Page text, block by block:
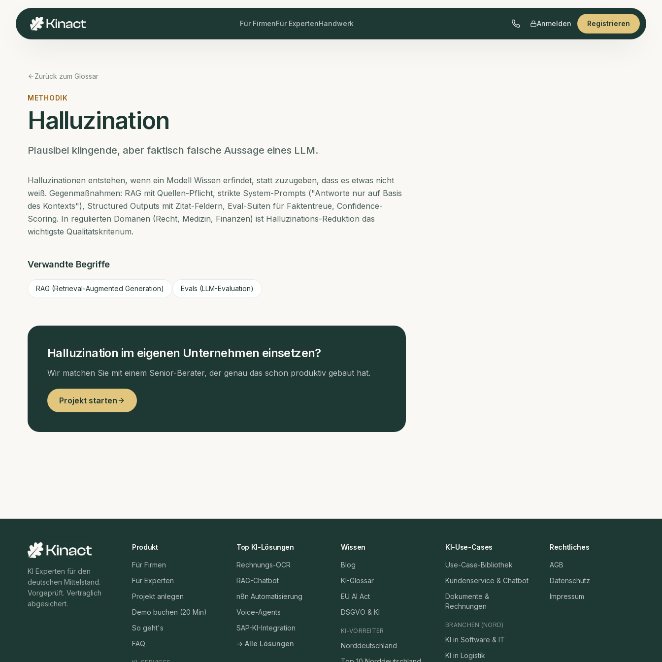
Für FirmenFür ExpertenHandwerk Anmelden Registrieren
Zurück zum Glossar
METHODIK
Halluzination
Plausibel klingende, aber faktisch falsche Aussage eines LLM.
Halluzinationen entstehen, wenn ein Modell Wissen erfindet, statt zuzugeben, dass es etwas nicht
weiß. Gegenmaßnahmen: RAG mit Quellen-Pflicht, strikte System-Prompts ("Antworte nur auf Basis
des Kontexts"), Structured Outputs mit Zitat-Feldern, Eval-Suiten für Faktentreue, Confidence-
Scoring. In regulierten Domänen (Recht, Medizin, Finanzen) ist Halluzinations-Reduktion das
wichtigste Qualitätskriterium.
Verwandte Begriffe
RAG (Retrieval-Augmented Generation) Evals (LLM-Evaluation)
Halluzination im eigenen Unternehmen einsetzen?
Wir matchen Sie mit einem Senior-Berater, der genau das schon produktiv gebaut hat.
Projekt starten
KI Experten für den
deutschen Mittelstand.
Vorgeprüft. Vertraglich
abgesichert.
Produkt
Für Firmen
Für Experten
Projekt anlegen
Demo buchen (20 Min)
So geht's
FAQ
Top KI-Lösungen
Rechnungs-OCR
RAG-Chatbot
n8n Automatisierung
Voice-Agents
SAP-KI-Integration
→ Alle Lösungen
Wissen
Blog
KI-Glossar
EU AI Act
DSGVO & KI
KI-VORREITER
Norddeutschland
KI-Use-Cases
Use-Case-Bibliothek
Kundenservice & Chatbot
Dokumente &
Rechnungen
BRANCHEN (NORD)
KI in Software & IT
KI in Logistik
Rechtliches
AGB
Datenschutz
Impressum